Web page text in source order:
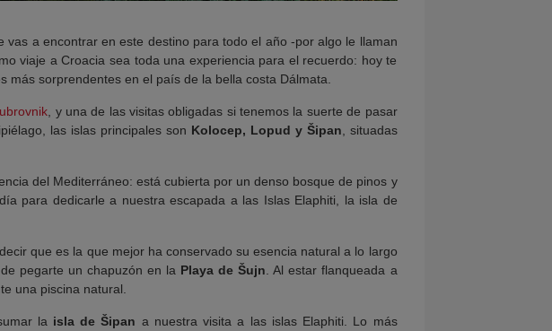
vas a encontrar en este destino para todo el año -por algo le llaman
viaje a Croacia sea toda una experiencia para el recuerdo: hoy te
más sorprendentes en el país de la bella costa Dálmata.
, y una de las visitas obligadas si tenemos la suerte de pasar
las islas principales son Kolocep, Lopud y Šipan , situadas
del Mediterráneo: está cubierta por un denso bosque de pinos y
para dedicarle a nuestra escapada a las Islas Elaphiti, la isla de
que es la que mejor ha conservado su esencia natural a lo largo
pegarte un chapuzón en la Playa de Šujn . Al estar flanqueada a
una piscina natural.
la isla de Šipan a nuestra visita a las islas Elaphiti. Lo más